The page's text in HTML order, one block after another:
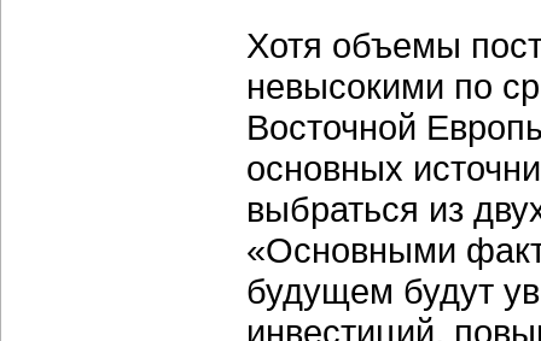
Хотя объемы
невысокими по
Восточной
основных
выбраться из
«Основными
будущем будут
инвестиций,